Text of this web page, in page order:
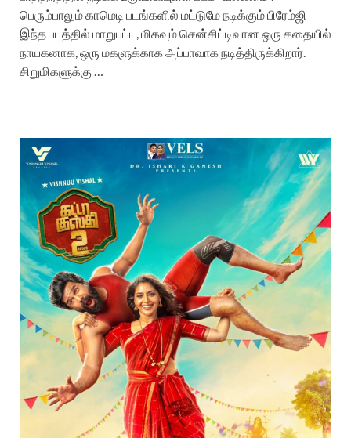
பெரும்பாலும் காமெடி படங்களில் மட்டுமே நடிக்கும் பிரேம்ஜி
இந்த படத்தில் மாறுபட்ட, மிகவும் சென்சிட்டிவான ஒரு கதையில்
நாயகனாக, ஒரு மகளுக்காக அப்பாவாக நடித்திருக்கிறார்.
சிறுமிகளுக்கு …